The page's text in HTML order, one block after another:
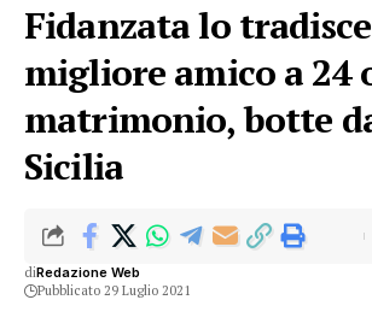
Fidanzata lo
migliore amico a 24
matrimonio, botte
Sicilia
diRedazione Web
Pubblicato 29 Luglio 2021